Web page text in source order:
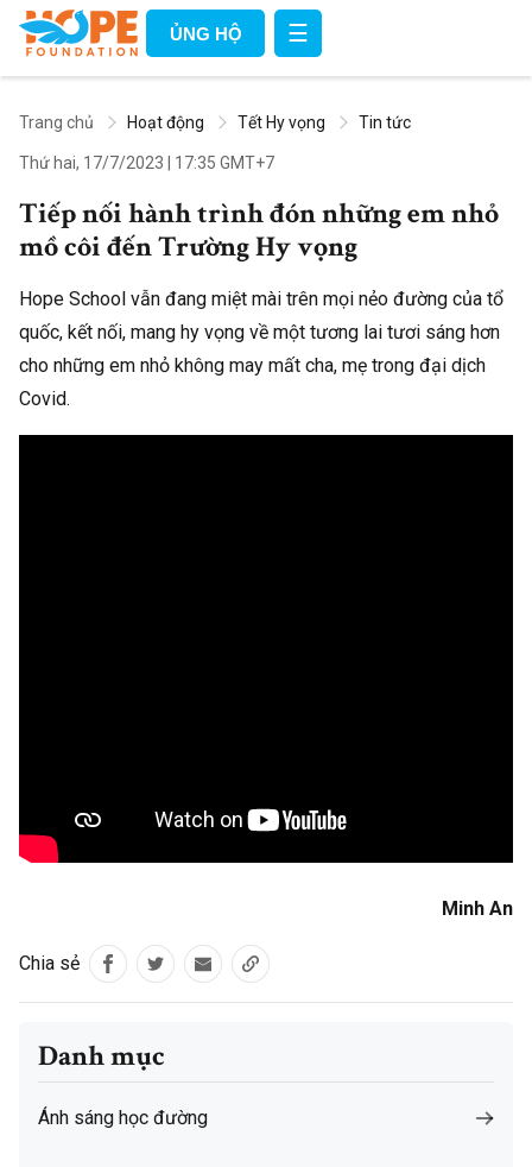
ỦNG HỘ ☰
Trang chủ Hoạt động Tết Hy vọng Tin tức
Thứ hai, 17/7/2023 17:35 GMT+7
Tiếp nối hành trình đón những em nhỏ
mồ côi đến Trường Hy vọng
Hope School vẫn đang miệt mài trên mọi nẻo đường của tổ
quốc, kết nối, mang hy vọng về một tương lai tươi sáng hơn
cho những em nhỏ không may mất cha, mẹ trong đại dịch
Covid.
Minh An
Chia sẻ
Danh mục
Ánh sáng học đường